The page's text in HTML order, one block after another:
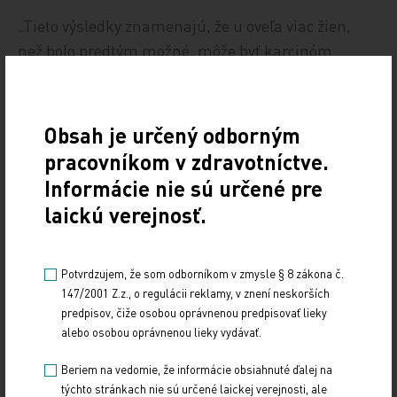
„Tieto výsledky znamenajú, že u oveľa viac žien,
než bolo predtým možné, môže byť karcinóm
zahájená ďalšia vlna štúdií, ktoré by mali
načrtnúť, ako im najlepšie pomôcť,“ poznamenal
dr. Mirza. Prebiehajúce štúdie skúmajú ďalšie
kombinácie imunoterapie u pokročilého
karcinómu endometria, vrátane trojkombinácie
PARP, a porovnanie imunoterapie
s chemoterapiou u pacientok s ‚hot‘ nádormi.
Imunoterapeutické štúdie prebiehajú tiež
štádiu.
Obsah je určený odborným
pracovníkom v zdravotníctve.
Informácie nie sú určené pre
laickú verejnosť.
Potvrdzujem, že som odborníkom v zmysle § 8 zákona č.
147/2001 Z.z., o regulácii reklamy, v znení neskorších
predpisov, čiže osobou oprávnenou predpisovať lieky
alebo osobou oprávnenou lieky vydávať.
Beriem na vedomie, že informácie obsiahnuté ďalej na
týchto stránkach nie sú určené laickej verejnosti, ale